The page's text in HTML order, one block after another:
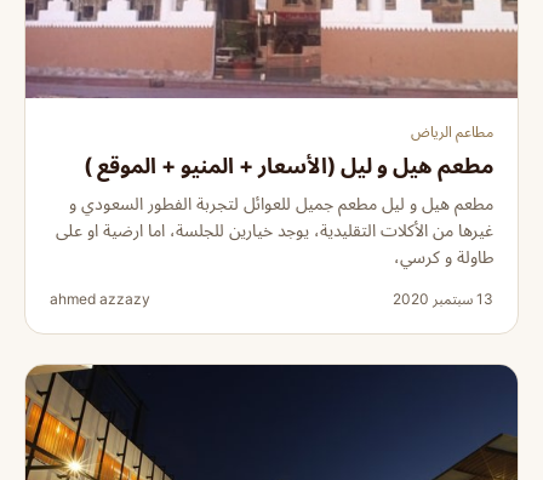
مطاعم الرياض
مطعم هيل و ليل (الأسعار + المنيو + الموقع )
مطعم هيل و ليل مطعم جميل للعوائل لتجربة الفطور السعودي و
غيرها من الأكلات التقليدية، يوجد خيارين للجلسة، اما ارضية او على
طاولة و كرسي،
13 سبتمبر 2020 ahmed azzazy